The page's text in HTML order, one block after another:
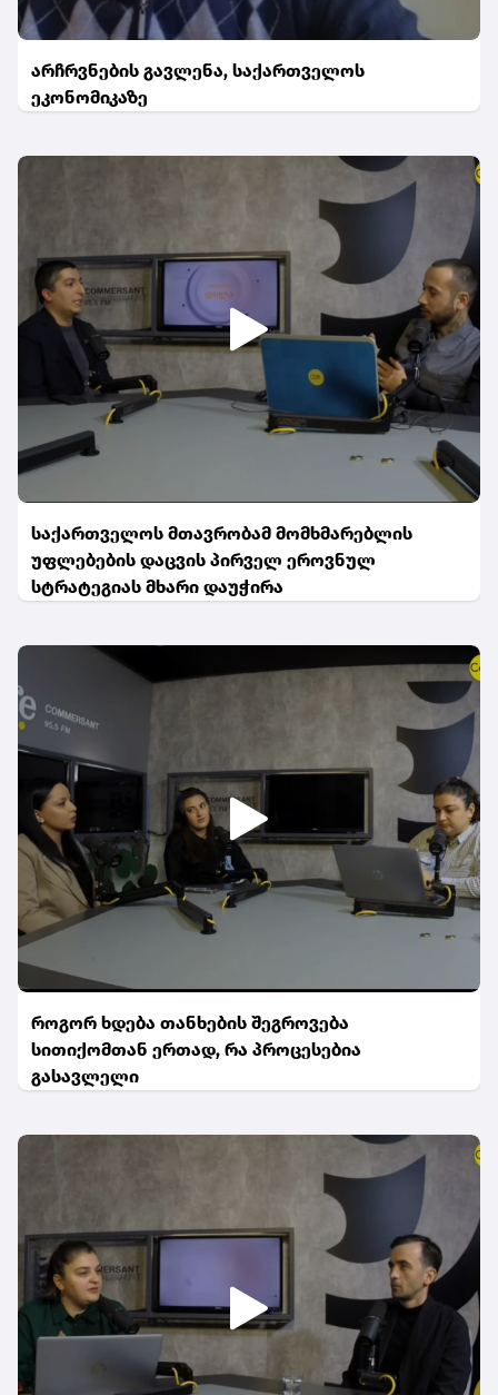
არჩრვნების გავლენა, საქართველოს
ეკონომიკაზე
საქართველოს მთავრობამ მომხმარებლის
უფლებების დაცვის პირველ ეროვნულ
სტრატეგიას მხარი დაუჭირა
როგორ ხდება თანხების შეგროვება
სითიქომთან ერთად, რა პროცესებია
გასავლელი